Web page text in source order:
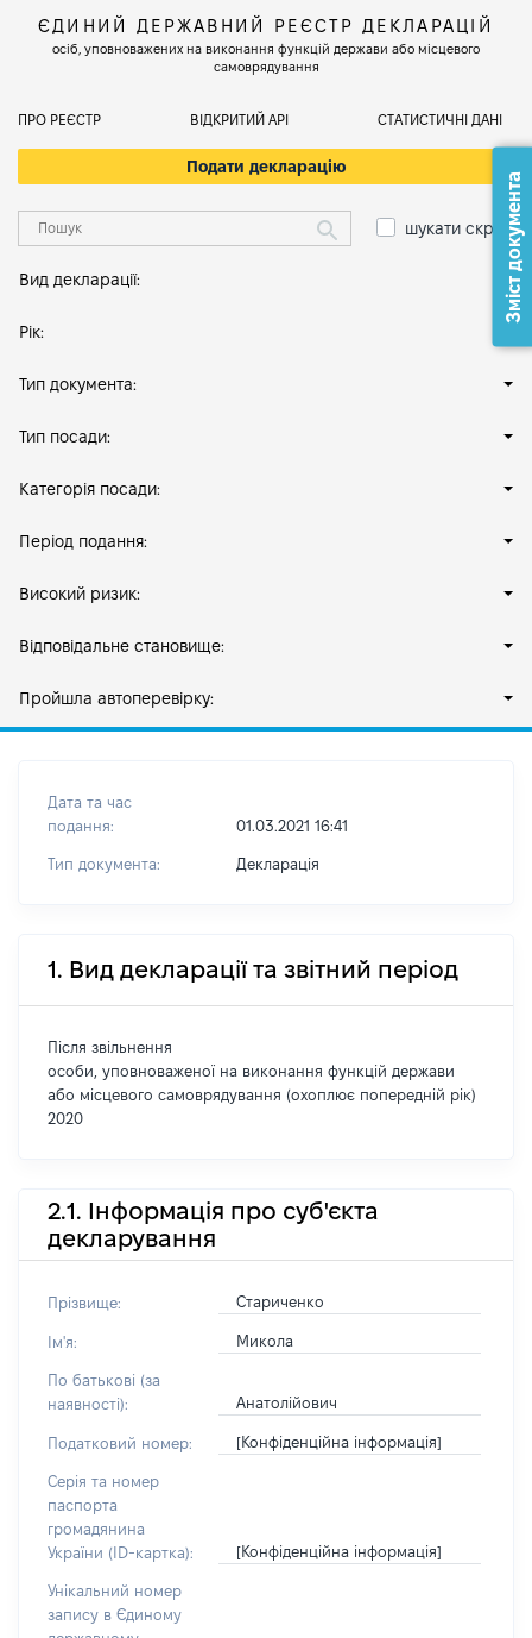
ЄДИНИЙ ДЕРЖАВНИЙ РЕЄСТР ДЕКЛАРАЦІЙ
осіб, уповноважених на виконання функцій держави або місцевого
самоврядування
ПРО РЕЄСТР ВІДКРИТИЙ АРІ СТАТИСТИЧНІ ДАНІ
Подати декларацію
шукати скрізь
Вид декларації:
Рік:
Тип документа:
Тип посади:
Категорія посади:
Період подання:
Високий ризик:
Відповідальне становище:
Пройшла автоперевірку:
Дата та час
подання:
01.03.2021 16:41
Тип документа: Декларація
1. Вид декларації та звітний період
Після звільнення
особи, уповноваженої на виконання функцій держави
або місцевого самоврядування (охоплює попередній рік)
2020
2.1. Інформація про суб'єкта
декларування
Прізвище: Стариченко
Ім'я: Микола
По батькові (за
наявності):
Анатолійович
Податковий номер: [Конфіденційна інформація]
Серія та номер
паспорта
громадянина
України (ID-картка):
[Конфіденційна інформація]
Унікальний номер
запису в Єдиному
Зміст документа